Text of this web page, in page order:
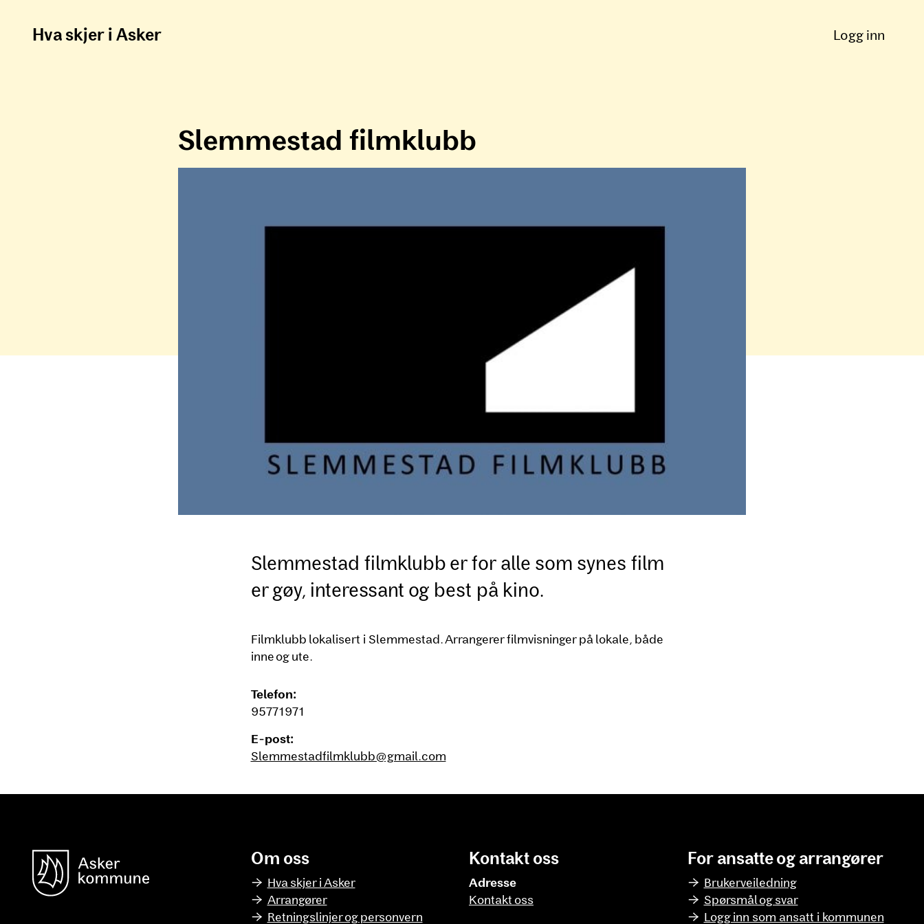
Hva skjer i Asker Logg inn
Slemmestad filmklubb
Slemmestad filmklubb er for alle som synes film
er gøy, interessant og best på kino.
Filmklubb lokalisert i Slemmestad. Arrangerer filmvisninger på lokale, både
inne og ute.
Telefon:
95771971
E-post:
Slemmestadfilmklubb@gmail.com
Om oss
Hva skjer i Asker
Arrangører
Retningslinjer og personvern
Kontakt oss
Adresse
Kontakt oss
For ansatte og arrangører
Brukerveiledning
Spørsmål og svar
Logg inn som ansatt i kommunen